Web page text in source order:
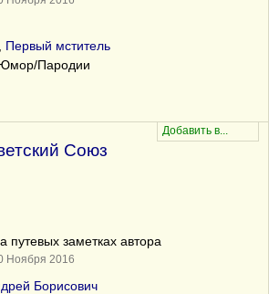
Первый мститель
Пародии
Союз
путевых заметках автора
Ноября 2016
Борисович